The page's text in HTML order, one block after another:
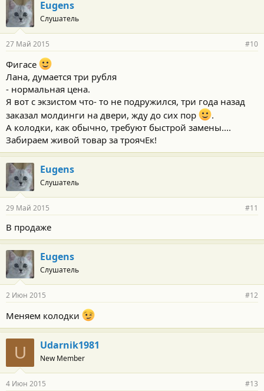
Eugens
Слушатель
27 Май 2015 #10
Фигасе
Лана, думается три рубля
- нормальная цена.
Я вот с экзистом что- то не подружился, три года назад
заказал молдинги на двери, жду до сих пор
.
А колодки, как обычно, требуют быстрой замены....
Забираем живой товар за троячЕк!
Eugens
Слушатель
29 Май 2015 #11
В продаже
Eugens
Слушатель
2 Июн 2015 #12
Меняем колодки
U Udarnik1981
New Member
4 Июн 2015 #13